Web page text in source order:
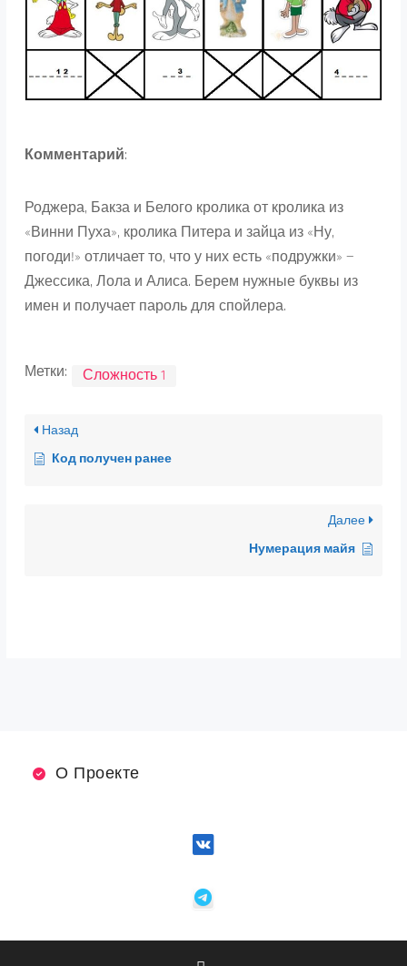
Комментарий:
Роджера, Бакза и Белого кролика от кролика из
«Винни Пуха», кролика Питера и зайца из «Ну,
погоди!» отличает то, что у них есть «подружки» —
Джессика, Лола и Алиса. Берем нужные буквы из
имен и получает пароль для спойлера.
Метки: Сложность 1
Назад
Код получен ранее
Далее
Нумерация майя
О Проекте